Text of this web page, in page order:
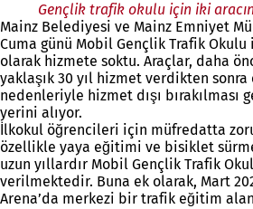
Gençlik trafik okulu için iki
Mainz Belediyesi ve Mainz Emniyet
Cuma günü Mobil Gençlik Trafik
olarak hizmete soktu. Araçlar, daha
yaklaşık 30 yıl hizmet verdikten
nedenleriyle hizmet dışı bırakılması
yerini alıyor.
İlkokul öğrencileri için müfredatta
özellikle yaya eğitimi ve bisiklet
uzun yıllardır Mobil Gençlik Trafik
verilmektedir. Buna ek olarak, Mart
Arena’da merkezi bir trafik eğitim